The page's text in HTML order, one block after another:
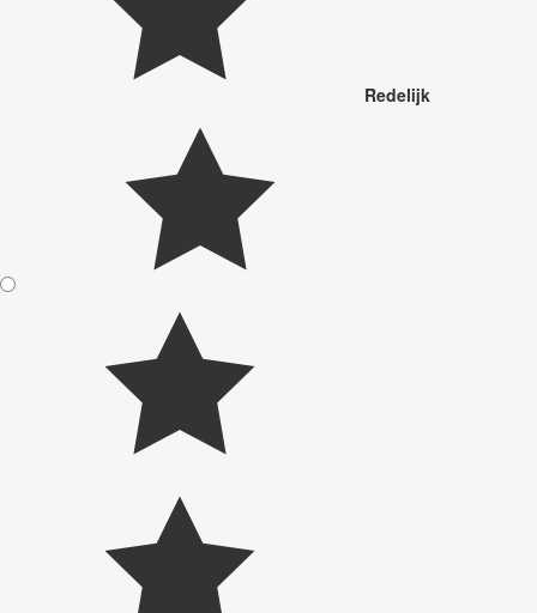
Redelijk